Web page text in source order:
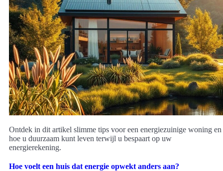
Ontdek in dit artikel slimme tips voor een energiezuinige woning en
hoe u duurzaam kunt leven terwijl u bespaart op uw
energierekening.
Hoe voelt een huis dat energie opwekt anders aan?